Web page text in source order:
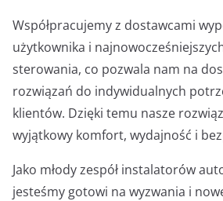
Współpracujemy z dostawcami
użytkownika i
sterowania, co pozwala nam na
rozwiązań do indywidualnych
klientów. Dzięki temu nasze
wyjątkowy komfort, wydajność i
Jako młody zespół instalatorów
jesteśmy gotowi na wyzwania i